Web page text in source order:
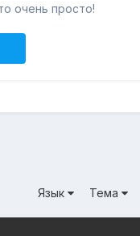
очень просто!
Язык Тема